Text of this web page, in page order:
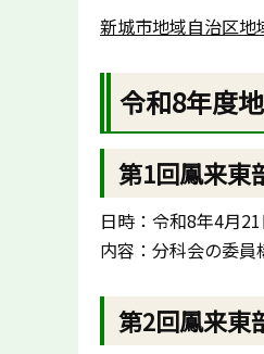
新城市地域自治区地
令和8年度
第1回鳳来東
日時：令和8年4月
内容：分科会の委
第2回鳳来東